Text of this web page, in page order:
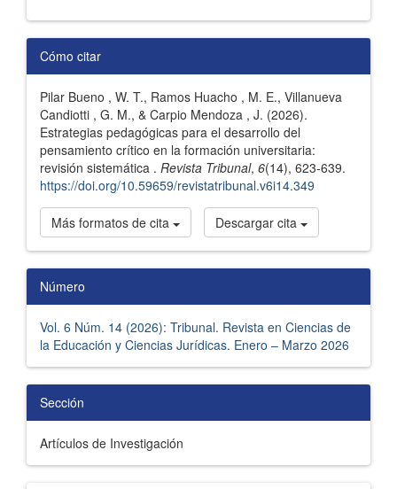
Detalles
del
artículo
Cómo citar
Pilar Bueno , W. T., Ramos Huacho , M. E., Villanueva
Candiotti , G. M., & Carpio Mendoza , J. (2026).
Estrategias pedagógicas para el desarrollo del
pensamiento crítico en la formación universitaria:
revisión sistemática . Revista Tribunal, 6(14), 623-639.
https://doi.org/10.59659/revistatribunal.v6i14.349
Más formatos de cita Descargar cita
Número
Vol. 6 Núm. 14 (2026): Tribunal. Revista en Ciencias de
la Educación y Ciencias Jurídicas. Enero – Marzo 2026
Sección
Artículos de Investigación